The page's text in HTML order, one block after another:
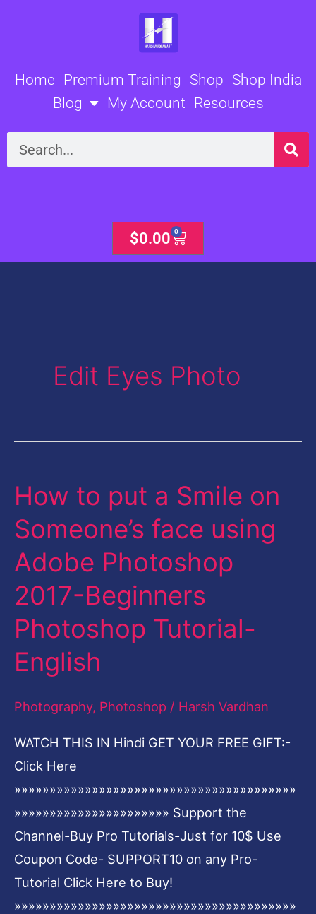
Home Premium Training Shop Shop India
Blog
My Account Resources
Search
$0.00 0
Cart
Edit Eyes Photo
How to put a Smile on
Someone’s face using
Adobe Photoshop
2017-Beginners
Photoshop Tutorial-
English
Photography, Photoshop / Harsh Vardhan
WATCH THIS IN Hindi GET YOUR FREE GIFT:-
Click Here
»»»»»»»»»»»»»»»»»»»»»»»»»»»»»»»»»»»»»»»»
»»»»»»»»»»»»»»»»»»»»»» Support the
Channel-Buy Pro Tutorials-Just for 10$ Use
Coupon Code- SUPPORT10 on any Pro-
Tutorial Click Here to Buy!
»»»»»»»»»»»»»»»»»»»»»»»»»»»»»»»»»»»»»»»»
How
put
a
Smile
on
Someone’s
face
Adobe
2017-
Beginners
Photoshop
Tutorial-
English